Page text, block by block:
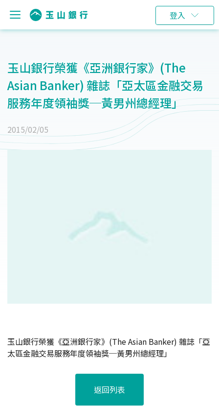
登入
玉山銀行榮獲《亞洲銀行家》(The
Asian Banker) 雜誌「亞太區金融交易
服務年度領袖獎─黃男州總經理」
2015/02/05
玉山銀行榮獲《亞洲銀行家》(The Asian Banker) 雜誌「亞
太區金融交易服務年度領袖獎─黃男州總經理」
返回列表